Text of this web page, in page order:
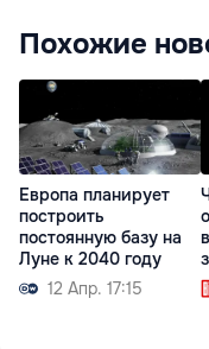
Похожие
Европа планирует
построить
постоянную базу на
Луне к 2040 году
12 Апр. 17:15